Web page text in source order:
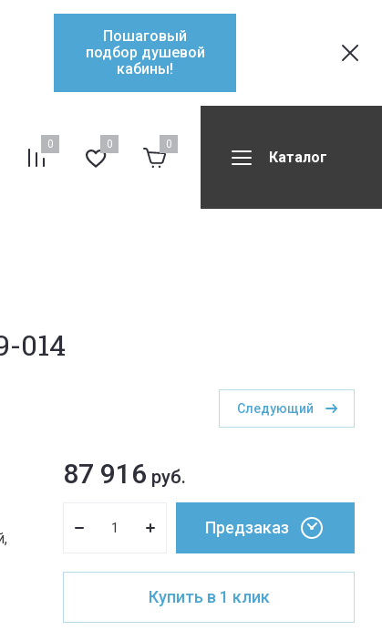
Пошаговый
подбор душевой
кабины!
0 0 0
Каталог
014
Следующий
87 916 руб.
Предзаказ
Купить в 1 клик